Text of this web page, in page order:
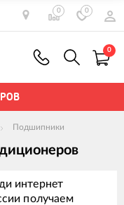
0 0
0
Подшипники
интернет
получаем